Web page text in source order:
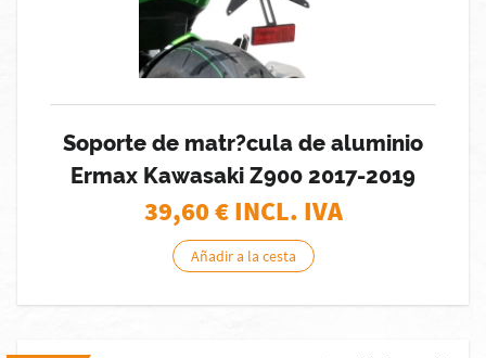
Soporte de matr?cula de aluminio
Ermax Kawasaki Z900 2017-2019
39,60€ INCL. IVA
Añadir a la cesta